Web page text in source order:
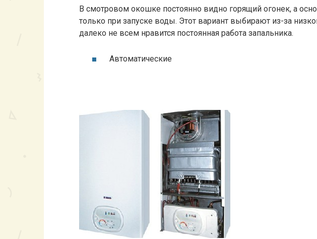
В смотровом окошке постоянно видно горящий огонек, а
только при запуске воды. Этот вариант выбирают из-за
далеко не всем нравится постоянная работа запальника.
Автоматические